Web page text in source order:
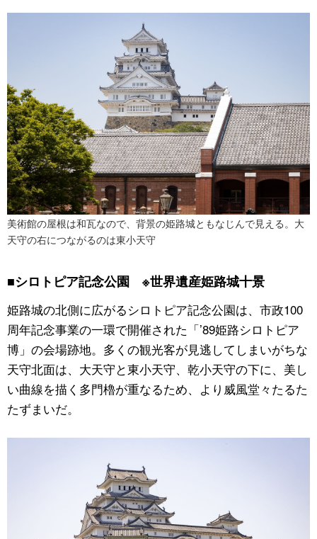
美術館の屋根は和瓦なので、背景の姫路城ともなじんで見える。大
天守の右につながるのは東小天守
■シロトピア記念公園 ※世界遺産姫路城十景
姫路城の北側に広がるシロトピア記念公園は、市政100
周年記念事業の一環で開催された「’89姫路シロトピア
博」の会場跡地。多くの観光客が見逃してしまいがちな
天守北面は、大天守と東小天守、乾小天守の下に、美し
い曲線を描く多門櫓が重なるため、より威風堂々たるた
たずまいだ。